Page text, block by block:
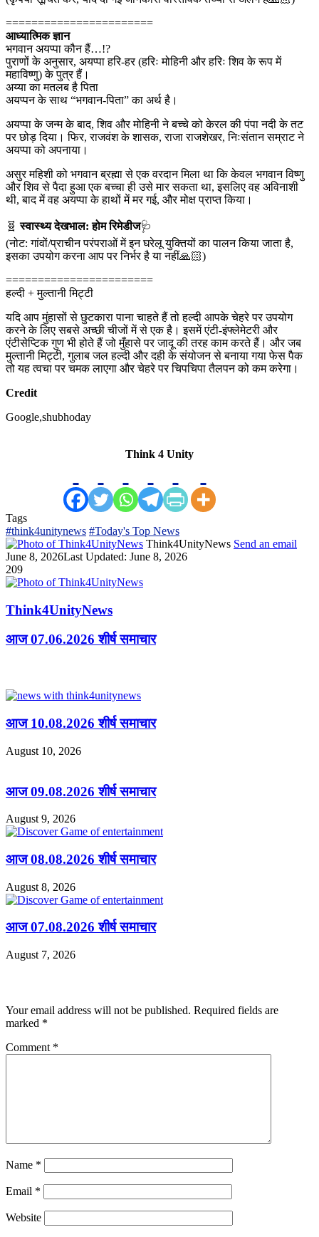
=======================
आध्यात्मिक ज्ञान
भगवान अयप्पा कौन हैं…!?
पुराणों के अनुसार, अयप्पा हरि-हर (हरिः मोहिनी और हरिः शिव के रूप में
महाविष्णु) के पुत्र हैं।
अय्या का मतलब है पिता
अयप्पन के साथ “भगवान-पिता” का अर्थ है।
अयप्पा के जन्म के बाद, शिव और मोहिनी ने बच्चे को केरल की पंपा नदी के तट
पर छोड़ दिया। फिर, राजवंश के शासक, राजा राजशेखर, निःसंतान सम्राट ने
अयप्पा को अपनाया।
असुर महिशी को भगवान ब्रह्मा से एक वरदान मिला था कि केवल भगवान विष्णु
और शिव से पैदा हुआ एक बच्चा ही उसे मार सकता था, इसलिए वह अविनाशी
थी, बाद में वह अयप्पा के हाथों में मर गई, और मोक्ष प्राप्त किया।
🧬स्वास्थ्य देखभाल: होम रिमेडीज🩺
(नोट: गांवों/प्राचीन परंपराओं में इन घरेलू युक्तियों का पालन किया जाता है,
इसका उपयोग करना आप पर निर्भर है या नहीं🙏🏻)
=======================
हल्दी + मुल्तानी मिट्टी
यदि आप मुंहासों से छुटकारा पाना चाहते हैं तो हल्दी आपके चेहरे पर उपयोग
करने के लिए सबसे अच्छी चीजों में से एक है। इसमें एंटी-इंफ्लेमेटरी और
एंटीसेप्टिक गुण भी होते हैं जो मुँहासे पर जादू की तरह काम करते हैं। और जब
मुल्तानी मिट्टी, गुलाब जल हल्दी और दही के संयोजन से बनाया गया फेस पैक
तो यह त्वचा पर चमक लाएगा और चेहरे पर चिपचिपा तैलपन को कम करेगा।
Credit
Google,shubhoday
Think 4 Unity
Tags
#think4unitynews #Today's Top News
Think4UnityNews Send an email
June 8, 2026Last Updated: June 8, 2026
209
Think4UnityNews
आज 07.06.2026 शीर्ष समाचार
आज 10.08.2026 शीर्ष समाचार
August 10, 2026
आज 09.08.2026 शीर्ष समाचार
August 9, 2026
आज 08.08.2026 शीर्ष समाचार
August 8, 2026
आज 07.08.2026 शीर्ष समाचार
August 7, 2026
Your email address will not be published. Required fields are
marked *
Comment *
Name *
Email *
Website